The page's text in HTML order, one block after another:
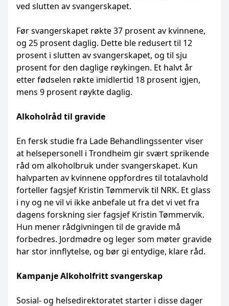
ved slutten av svangerskapet.
Før svangerskapet røkte 37 prosent av kvinnene,
og 25 prosent daglig. Dette ble redusert til 12
prosent i slutten av svangerskapet, og til sju
prosent for den daglige røykingen. Et halvt år
etter fødselen røkte imidlertid 18 prosent igjen,
mens 9 prosent røykte daglig.
Alkoholråd til gravide
En fersk studie fra Lade Behandlingssenter viser
at helsepersonell i Trondheim gir svært sprikende
råd om alkoholbruk under svangerskapet. Kun
halvparten av kvinnene oppfordres til totalavhold
forteller fagsjef Kristin Tømmervik til NRK. Et glass
i ny og ne vil vi ikke anbefale ut fra det vi vet fra
dagens forskning sier fagsjef Kristin Tømmervik.
Hun mener rådgivningen til de gravide må
forbedres. Jordmødre og leger som møter gravide
har stor innflytelse, og bør gi entydige, klare råd.
Kampanje Alkoholfritt svangerskap
Sosial- og helsedirektoratet starter i disse dager